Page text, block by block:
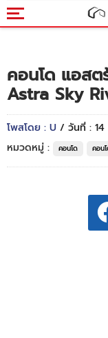
คอนโด แอสต
Astra Sky
โพสโดย : U / วันที่ : 14
หมวดหมู่ :
คอนโด คอน